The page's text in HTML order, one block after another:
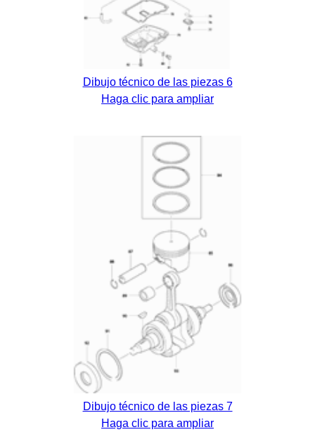
Dibujo técnico de las piezas 6
Haga clic para ampliar
Dibujo técnico de las piezas 7
Haga clic para ampliar